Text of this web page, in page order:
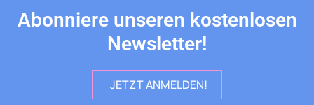
Abonniere unseren kostenlosen
Newsletter!
JETZT ANMELDEN!